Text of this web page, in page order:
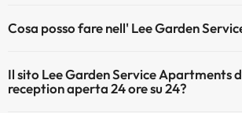
Qui potete trovare maggiori informazioni sulla
Piscina all'aperto (stagione estiva)
Cosa posso fare nell' Lee Garden
possono essere a pagamento):
Il sito Lee Garden Service Apartments
reception aperta 24 ore su 24?